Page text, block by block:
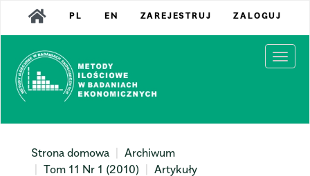
Main
Navigation
Content
Sidebar
PL EN ZAREJESTRUJ ZALOGUJ
Strona domowa
Archiwum
Tom 11 Nr 1 (2010)
Artykuły